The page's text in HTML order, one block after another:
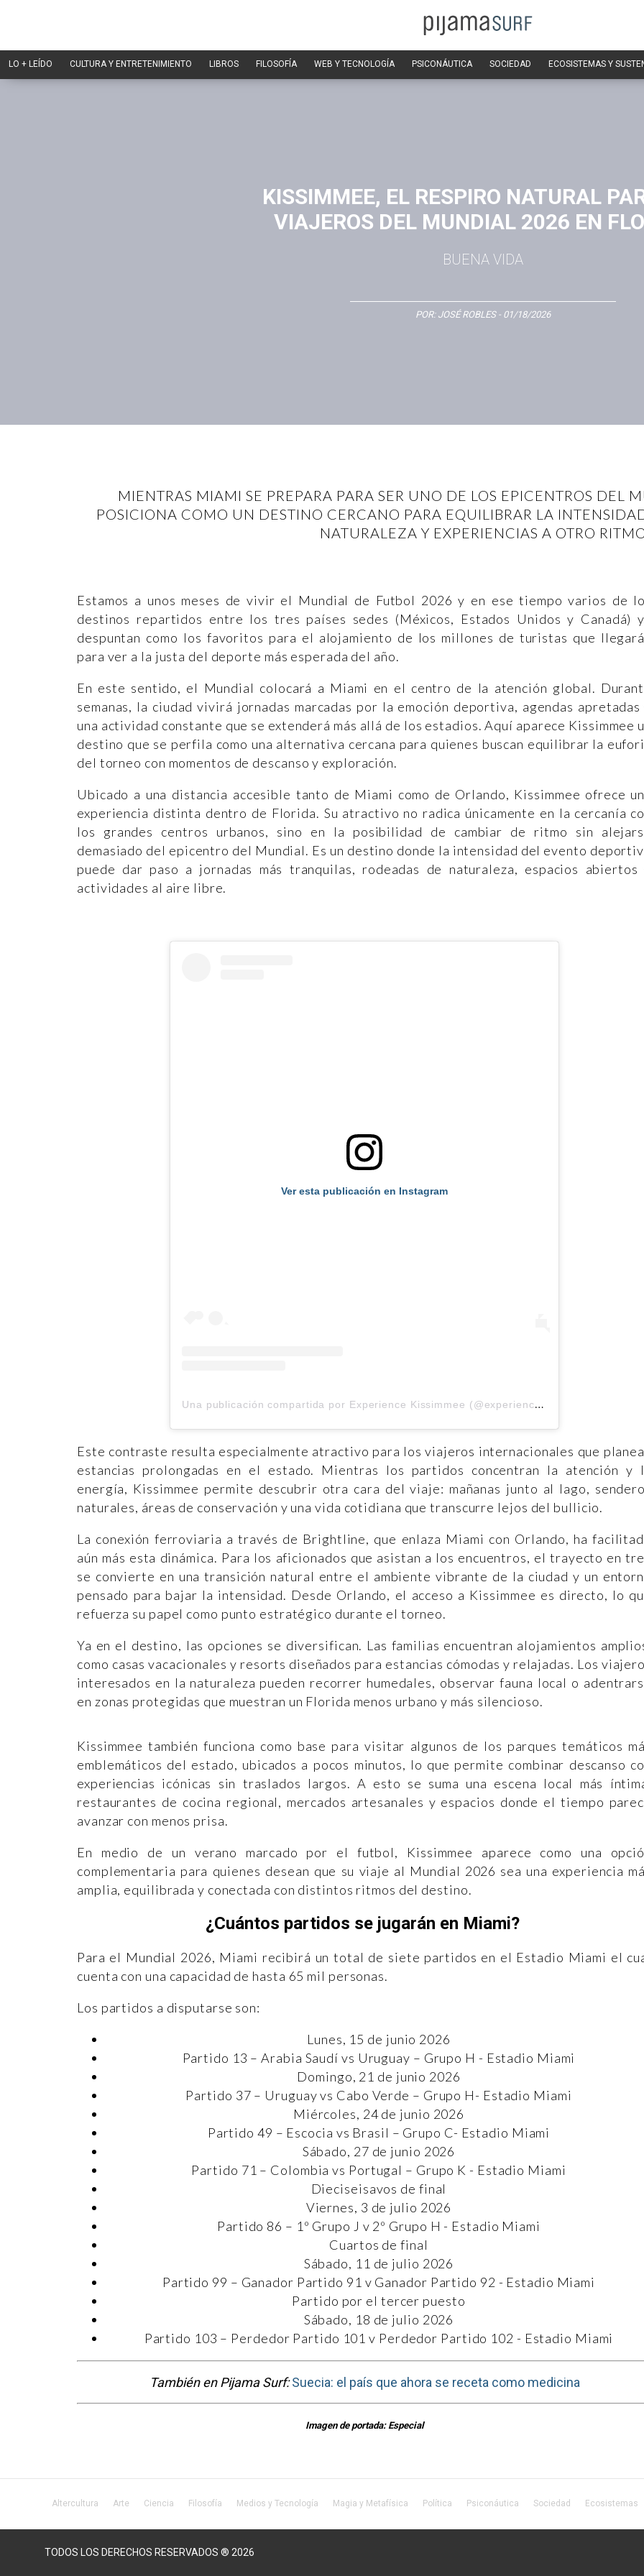
LO + LEÍDO CULTURA Y ENTRETENIMIENTO LIBROS FILOSOFÍA WEB Y TECNOLOGÍA PSICONÁUTICA SOCIEDAD ECOSISTEMAS Y
KISSIMMEE, EL RESPIRO NATURAL
VIAJEROS DEL MUNDIAL 2026 EN
BUENA VIDA
POR: JOSÉ ROBLES- 01/18/2026
MIENTRAS MIAMI SE PREPARA PARA SER UNO DE LOS EPICENTROS DEL
POSICIONA COMO UN DESTINO CERCANO PARA EQUILIBRAR LA
NATURALEZA Y EXPERIENCIAS A OTRO
Estamos a unos meses de vivir el Mundial de Futbol 2026 y en ese tiempo varios de
destinos repartidos entre los tres países sedes (Méxicos, Estados Unidos y Canadá)
despuntan como los favoritos para el alojamiento de los millones de turistas que
para ver a la justa del deporte más esperada del año.
En este sentido, el Mundial colocará a Miami en el centro de la atención global.
semanas, la ciudad vivirá jornadas marcadas por la emoción deportiva, agendas apretadas
una actividad constante que se extenderá más allá de los estadios. Aquí aparece Kissimmee
destino que se perfila como una alternativa cercana para quienes buscan equilibrar la
del torneo con momentos de descanso y exploración.
Ubicado a una distancia accesible tanto de Miami como de Orlando, Kissimmee ofrece
experiencia distinta dentro de Florida. Su atractivo no radica únicamente en la cercanía
los grandes centros urbanos, sino en la posibilidad de cambiar de ritmo sin
demasiado del epicentro del Mundial. Es un destino donde la intensidad del evento
puede dar paso a jornadas más tranquilas, rodeadas de naturaleza, espacios abiertos
actividades al aire libre.
Ver esta publicación en Instagram
U
na publicación compartida por Experience Kissimmee (@experiencekissimmee)
Este contraste resulta especialmente atractivo para los viajeros internacionales que
estancias prolongadas en el estado. Mientras los partidos concentran la atención y
energía, Kissimmee permite descubrir otra cara del viaje: mañanas junto al lago,
naturales, áreas de conservación y una vida cotidiana que transcurre lejos del bullicio.
La conexión ferroviaria a través de Brightline, que enlaza Miami con Orlando, ha
aún más esta dinámica. Para los aficionados que asistan a los encuentros, el trayecto en
se convierte en una transición natural entre el ambiente vibrante de la ciudad y un
pensado para bajar la intensidad. Desde Orlando, el acceso a Kissimmee es directo, lo
refuerza su papel como punto estratégico durante el torneo.
Ya en el destino, las opciones se diversifican. Las familias encuentran alojamientos
como casas vacacionales y resorts diseñados para estancias cómodas y relajadas. Los
interesados en la naturaleza pueden recorrer humedales, observar fauna local o
en zonas protegidas que muestran un Florida menos urbano y más silencioso.
Kissimmee también funciona como base para visitar algunos de los parques temáticos
emblemáticos del estado, ubicados a pocos minutos, lo que permite combinar descanso
experiencias icónicas sin traslados largos. A esto se suma una escena local más
restaurantes de cocina regional, mercados artesanales y espacios donde el tiempo
avanzar con menos prisa.
En medio de un verano marcado por el futbol, Kissimmee aparece como una
complementaria para quienes desean que su viaje al Mundial 2026 sea una experiencia
amplia, equilibrada y conectada con distintos ritmos del destino.
¿Cuántos partidos se jugarán en Miami?
Para el Mundial 2026, Miami recibirá un total de siete partidos en el Estadio Miami el
cuenta con una capacidad de hasta 65 mil personas.
Los partidos a disputarse son:
Lunes, 15 de junio 2026
Partido 13 – Arabia Saudí vs Uruguay – Grupo H - Estadio Miami
Domingo, 21 de junio 2026
Partido 37 – Uruguay vs Cabo Verde – Grupo H- Estadio Miami
Miércoles, 24 de junio 2026
Partido 49 – Escocia vs Brasil – Grupo C- Estadio Miami
Sábado, 27 de junio 2026
Partido 71 – Colombia vs Portugal – Grupo K - Estadio Miami
Dieciseisavos de final
Viernes, 3 de julio 2026
Partido 86 – 1º Grupo J v 2º Grupo H - Estadio Miami
Cuartos de final
Sábado, 11 de julio 2026
Partido 99 – Ganador Partido 91 v Ganador Partido 92 - Estadio Miami
Partido por el tercer puesto
Sábado, 18 de julio 2026
Partido 103 – Perdedor Partido 101 v Perdedor Partido 102 - Estadio Miami
También en Pijama Surf: Suecia: el país que ahora se receta como medicina
Imagen de portada: Especial
Altercultura Arte Ciencia Filosofía Medios y Tecnología Magia y Metafísica Política Psiconáutica Sociedad Ecosistemas
TODOS LOS DERECHOS RESERVADOS ® 2026